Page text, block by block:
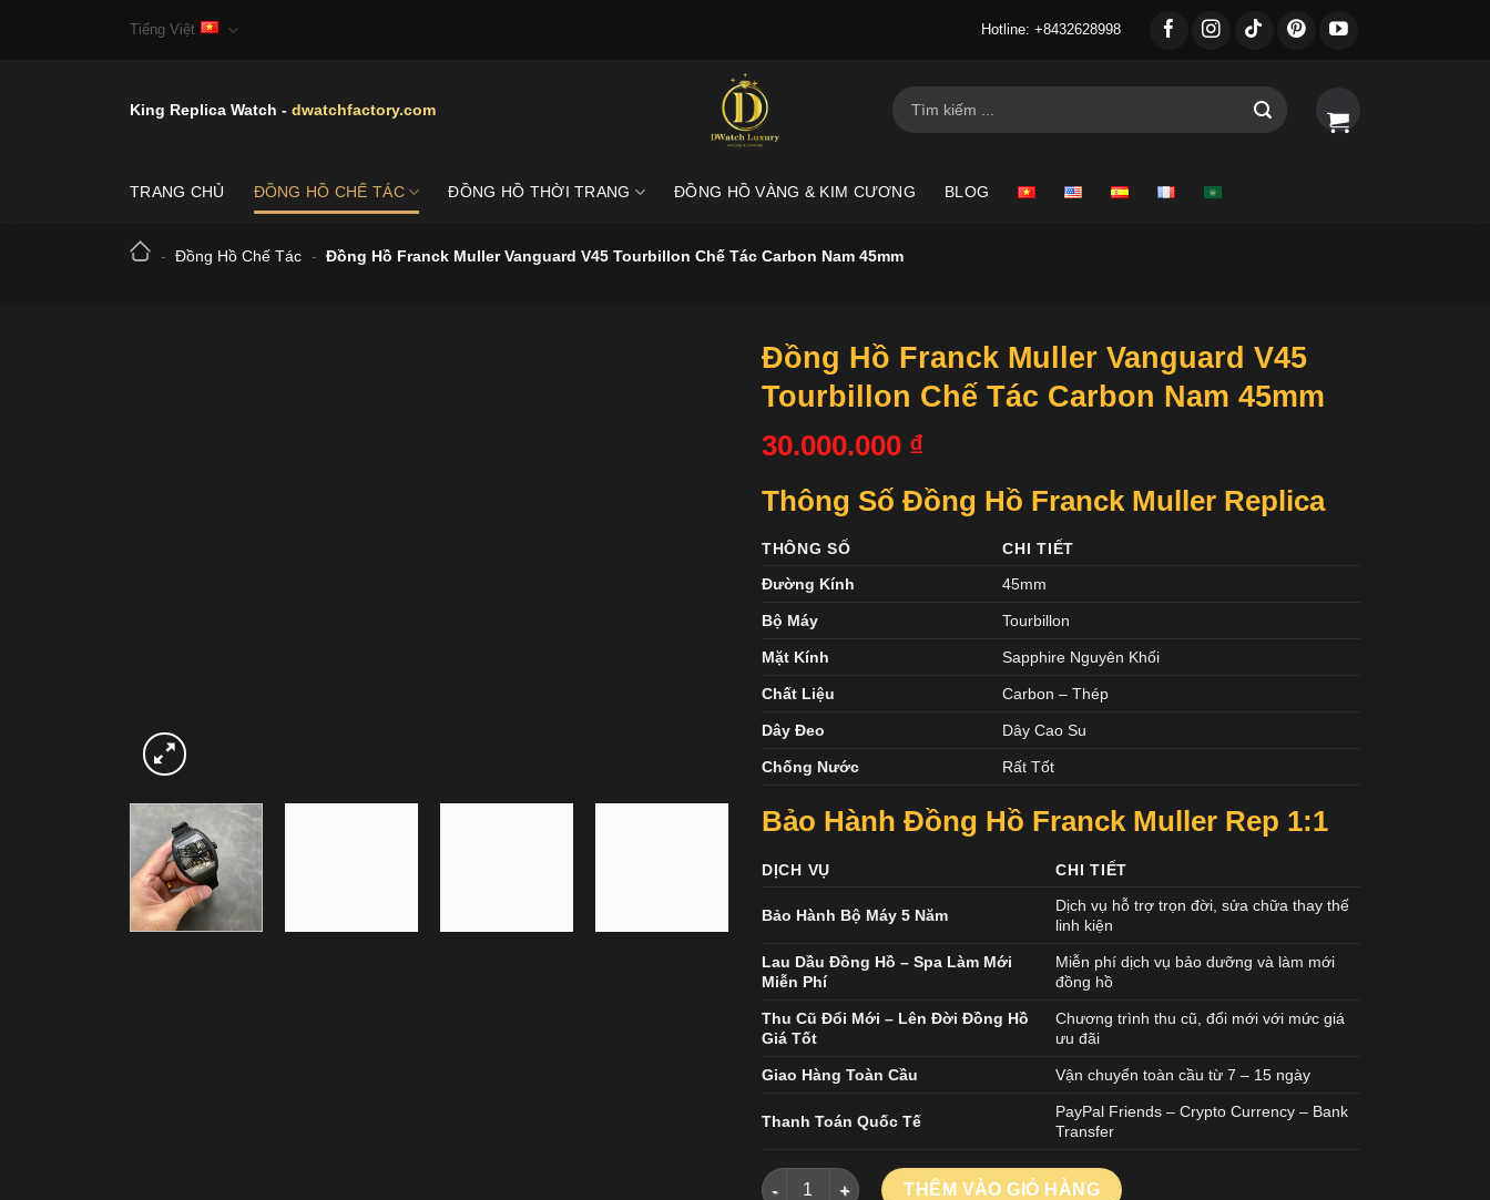
Tiếng Việt Hotline: +8432628998
King Replica Watch - dwatchfactory.com
Tìm
kiếm:
TRANG CHỦ ĐỒNG HỒ CHẾ TÁC ĐỒNG HỒ THỜI TRANG ĐỒNG HỒ VÀNG & KIM CƯƠNG BLOG
- Đồng Hồ Chế Tác - Đồng Hồ Franck Muller Vanguard V45 Tourbillon Chế Tác Carbon Nam 45mm
Đồng Hồ Franck Muller Vanguard V45
Tourbillon Chế Tác Carbon Nam 45mm
30.000.000 ₫
Thông Số Đồng Hồ Franck Muller Replica
THÔNG SỐ
CHI TIẾT
Đường Kính
45mm
Bộ Máy Tourbillon
Mặt Kính Sapphire Nguyên Khối
Chất Liệu Carbon – Thép
Dây Đeo Dây Cao Su
Chống Nước Rất Tốt
Bảo Hành Đồng Hồ Franck Muller Rep 1:1
DỊCH VỤ CHI TIẾT
Bảo Hành Bộ Máy 5 Năm
Dịch vụ hỗ trợ trọn đời, sửa chữa thay thế
linh kiện
Lau Dầu Đồng Hồ – Spa Làm Mới
Miễn Phí
Miễn phí dịch vụ bảo dưỡng và làm mới
đồng hồ
Thu Cũ Đổi Mới – Lên Đời Đồng Hồ
Giá Tốt
Chương trình thu cũ, đổi mới với mức giá
ưu đãi
Giao Hàng Toàn Cầu Vận chuyển toàn cầu từ 7 – 15 ngày
Thanh Toán Quốc Tế
PayPal Friends – Crypto Currency – Bank
Transfer
Đồng Hồ Franck Muller Vanguard V45 Tourbillon Chế Tác Carbon Nam 45mm số lượng
THÊM VÀO GIỎ HÀNG